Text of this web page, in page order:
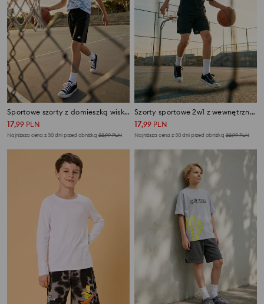
Sportowe szorty z domieszką wiskozy Active
17,99 PLN
Najniższa cena z 30 dni przed obniżką 22,99PLN
Szorty sportowe 2w1 z wewnętrznymi legginsami z odblaskowym nadrukiem Active
17,99 PLN
Najniższa cena z 30 dni przed obniżką 22,99PLN